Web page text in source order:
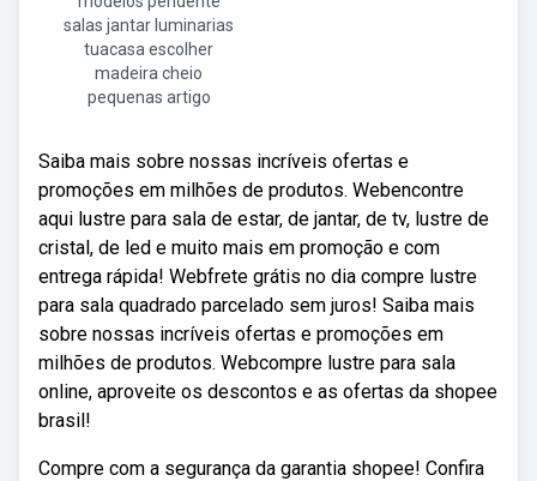
salas jantar luminarias
tuacasa escolher
madeira cheio
pequenas artigo
Saiba mais sobre nossas incríveis ofertas e
promoções em milhões de produtos. Webencontre
aqui lustre para sala de estar, de jantar, de tv, lustre de
cristal, de led e muito mais em promoção e com
entrega rápida! Webfrete grátis no dia compre lustre
para sala quadrado parcelado sem juros! Saiba mais
sobre nossas incríveis ofertas e promoções em
milhões de produtos. Webcompre lustre para sala
online, aproveite os descontos e as ofertas da shopee
brasil!
Compre com a segurança da garantia shopee! Confira